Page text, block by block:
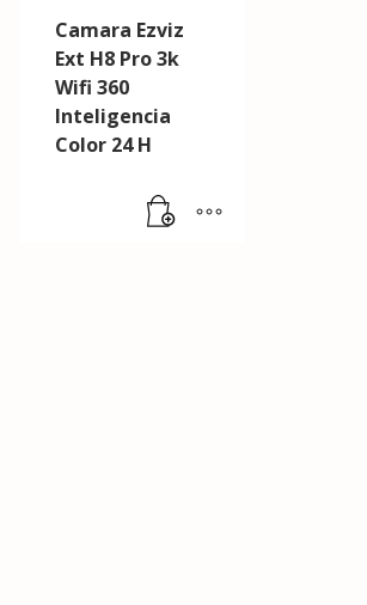
Camara Ezviz
Ext H8 Pro 3k
Wifi 360
Inteligencia
Color 24 H